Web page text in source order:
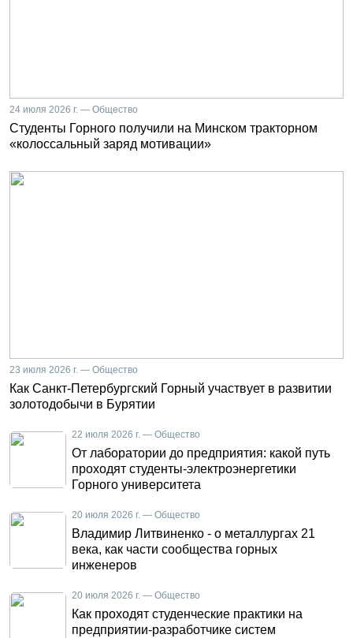
24 июля 2026 г. — Общество
Студенты Горного получили на Минском тракторном
«колоссальный заряд мотивации»
23 июля 2026 г. — Общество
Как Санкт-Петербургский Горный участвует в развитии
золотодобычи в Бурятии
22 июля 2026 г. — Общество
От лаборатории до предприятия: какой путь
проходят студенты-электроэнергетики
Горного университета
20 июля 2026 г. — Общество
Владимир Литвиненко - о металлургах 21
века, как части сообщества горных
инженеров
20 июля 2026 г. — Общество
Как проходят студенческие практики на
предприятии-разработчике систем